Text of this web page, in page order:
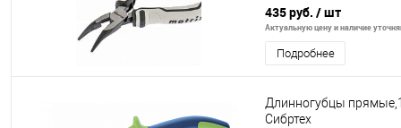
435 руб. / шт
Актуальную цену и наличие
Подробнее
Длинногубцы
Сибртех